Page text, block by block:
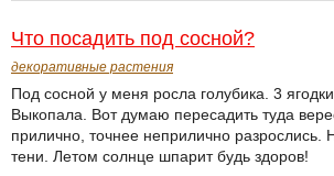
Что посадить под сосной?
декоративные растения
Под сосной у меня росла голубика. 3 ягодки
Выкопала. Вот думаю пересадить туда
прилично, точнее неприлично разрослись.
тени. Летом солнце шпарит будь здоров!